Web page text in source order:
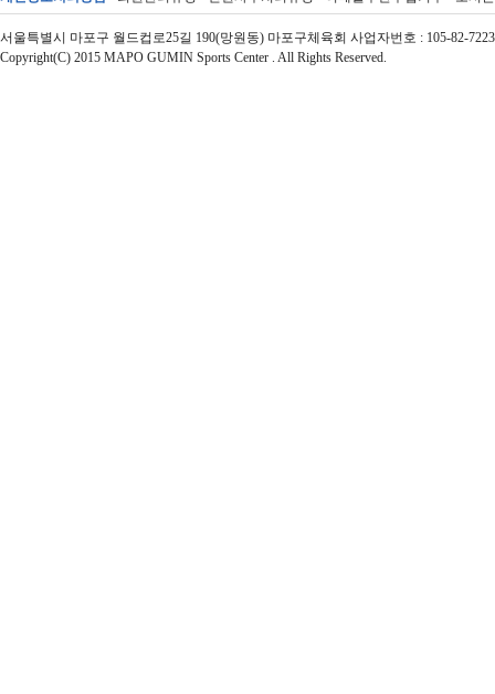
서울특별시 마포구 월드컵로25길 190(망원동) 마포구체육회 사업자번호 : 105-82-
Copyright(C) 2015 MAPO GUMIN Sports Center . All Rights Reserved.